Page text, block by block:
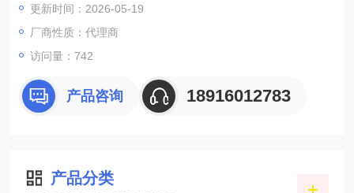
·湿度范围:20%RH~98%RH。
更新时间：2026-05-19
厂商性质：代理商
访问量：742
产品咨询 18916012783
产品分类